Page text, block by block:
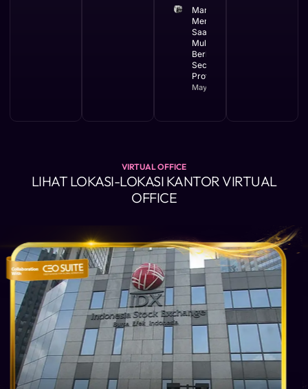
Manfaat
Membuat PT
Saat Bisnis
Mulai
Berkembang
Secara
Profesional
May 11, 2026
VIRTUAL OFFICE
LIHAT LOKASI-LOKASI KANTOR VIRTUAL
OFFICE